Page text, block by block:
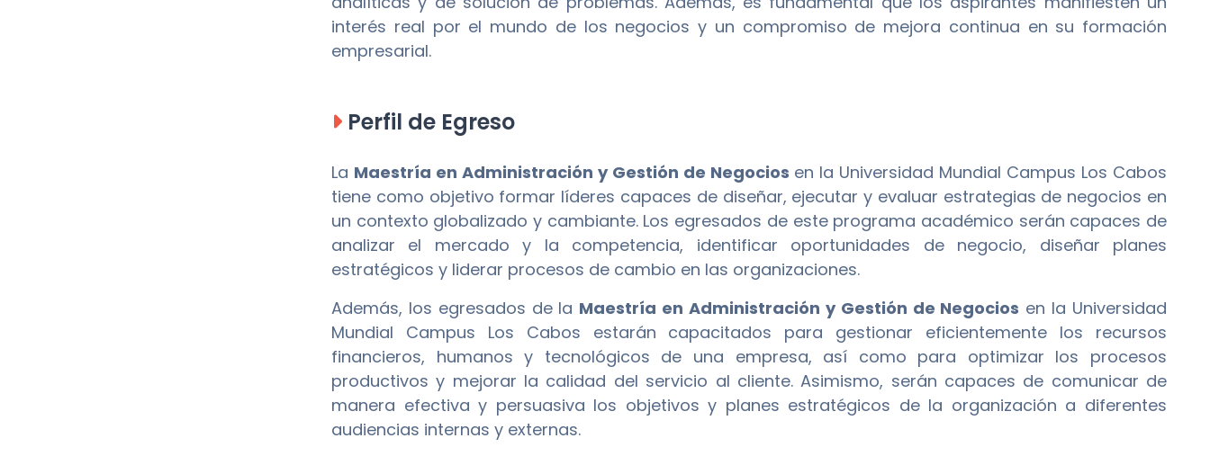
interés real por el mundo de los negocios y un compromiso de mejora continua en su formación
empresarial.
Perfil de Egreso
La Maestría en Administración y Gestión de Negocios en la Universidad Mundial Campus Los Cabos
tiene como objetivo formar líderes capaces de diseñar, ejecutar y evaluar estrategias de negocios en
un contexto globalizado y cambiante. Los egresados de este programa académico serán capaces de
analizar el mercado y la competencia, identificar oportunidades de negocio, diseñar planes
estratégicos y liderar procesos de cambio en las organizaciones.
Además, los egresados de la Maestría en Administración y Gestión de Negocios en la Universidad
Mundial Campus Los Cabos estarán capacitados para gestionar eficientemente los recursos
financieros, humanos y tecnológicos de una empresa, así como para optimizar los procesos
productivos y mejorar la calidad del servicio al cliente. Asimismo, serán capaces de comunicar de
manera efectiva y persuasiva los objetivos y planes estratégicos de la organización a diferentes
audiencias internas y externas.